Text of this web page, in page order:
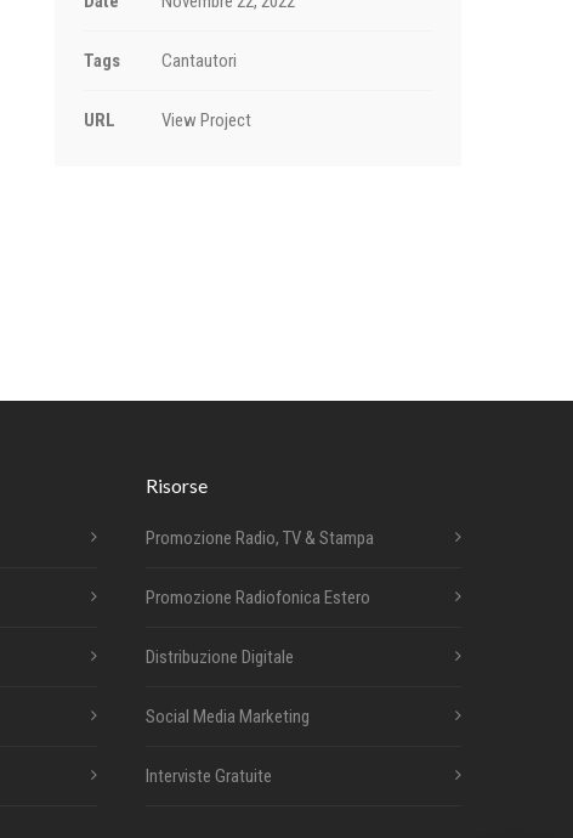
Tags Cantautori
URL View Project
Risorse
Promozione Radio, TV & Stampa
Promozione Radiofonica Estero
Distribuzione Digitale
Social Media Marketing
Interviste Gratuite